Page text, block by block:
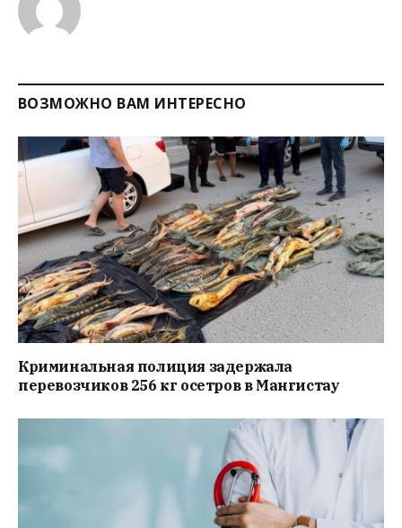
ВОЗМОЖНО ВАМ ИНТЕРЕСНО
Криминальная полиция задержала
перевозчиков 256 кг осетров в Мангистау